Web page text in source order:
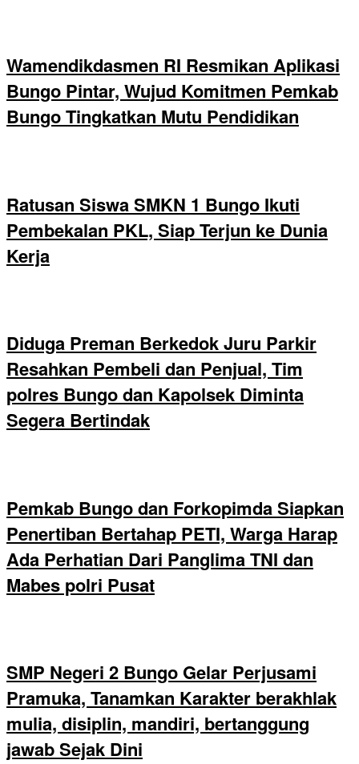
Wamendikdasmen RI Resmikan Aplikasi
Bungo Pintar, Wujud Komitmen Pemkab
Bungo Tingkatkan Mutu Pendidikan
Ratusan Siswa SMKN 1 Bungo Ikuti
Pembekalan PKL, Siap Terjun ke Dunia
Kerja
Diduga Preman Berkedok Juru Parkir
Resahkan Pembeli dan Penjual, Tim
polres Bungo dan Kapolsek Diminta
Segera Bertindak
Pemkab Bungo dan Forkopimda Siapkan
Penertiban Bertahap PETI, Warga Harap
Ada Perhatian Dari Panglima TNI dan
Mabes polri Pusat
SMP Negeri 2 Bungo Gelar Perjusami
Pramuka, Tanamkan Karakter berakhlak
mulia, disiplin, mandiri, bertanggung
jawab Sejak Dini